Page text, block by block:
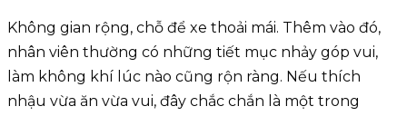
Không gian rộng, chỗ để xe thoải mái. Thêm vào đó,
nhân viên thường có những tiết mục nhảy góp vui,
làm không khí lúc nào cũng rộn ràng. Nếu thích
nhậu vừa ăn vừa vui, đây chắc chắn là một trong